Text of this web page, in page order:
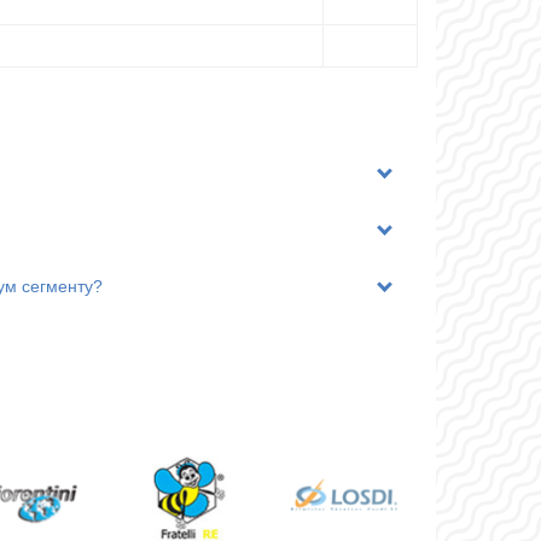
двигун.
встановлені сучасні мотори і
сегменту?